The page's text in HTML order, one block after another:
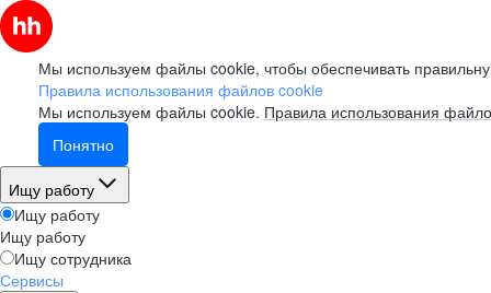
Мы используем файлы cookie, чтобы обеспечивать
Правила использования файлов cookie
Мы используем файлы cookie. Правила использования
Понятно
Ищу работу
Ищу работу
Ищу работу
Ищу сотрудника
Сервисы